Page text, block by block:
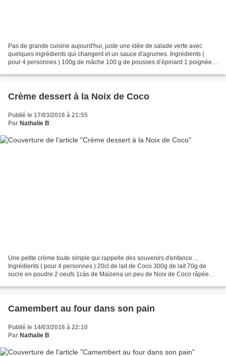
Pas de grande cuisine aujourd'hui, juste une idée de salade verte avec
quelques ingrédients qui changent et un sauce d'agrumes. Ingrédients (
pour 4 personnes ) 100g de mâche 100 g de pousses d’épinard 1 poignée
Crème dessert à la Noix de Coco
Publié le 17/03/2016 à 21:55
Par Nathalie B
Une petite crème toute simple qui rappelle des souvenirs d'enfance ...
Ingrédients ( pour 4 personnes ) 20cl de lait de Coco 300g de lait 70g de
sucre en poudre 2 oeufs 1càs de Maïzena un peu de Noix de Coco râpée
Camembert au four dans son pain
Publié le 14/03/2016 à 22:10
Par Nathalie B